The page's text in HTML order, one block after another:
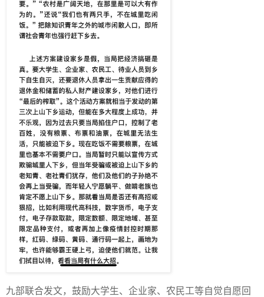
九部联合发文，鼓励大学生、企业家、农民工等自觉自愿回